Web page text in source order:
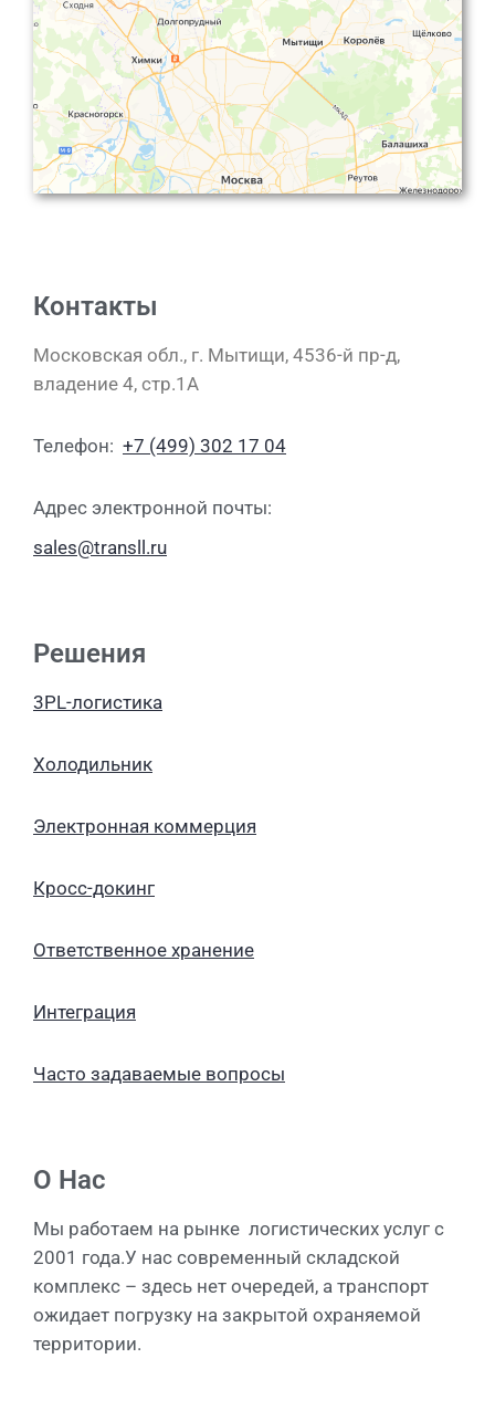
Контакты
Московская обл., г. Мытищи, 4536-й пр-д,
владение 4, стр.1A
Телефон: +7 (499) 302 17 04
Адрес электронной почты:
sales@transll.ru
Решения
3PL-логистика
Холодильник
Электронная коммерция
Кросс-докинг
Ответственное хранение
Интеграция
Часто задаваемые вопросы
О Нас
Мы работаем на рынке логистических услуг с
2001 года.У нас современный складской
комплекс – здесь нет очередей, а транспорт
ожидает погрузку на закрытой охраняемой
территории.